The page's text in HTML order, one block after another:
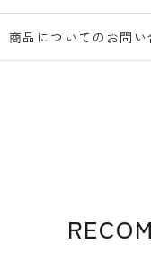
商品についてのお問い